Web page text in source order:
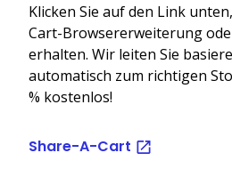
Klicken Sie auf den Link
Cart-Browsererweiterung
erhalten. Wir leiten Sie
automatisch zum richtigen
% kostenlos!
Share-A-Cart